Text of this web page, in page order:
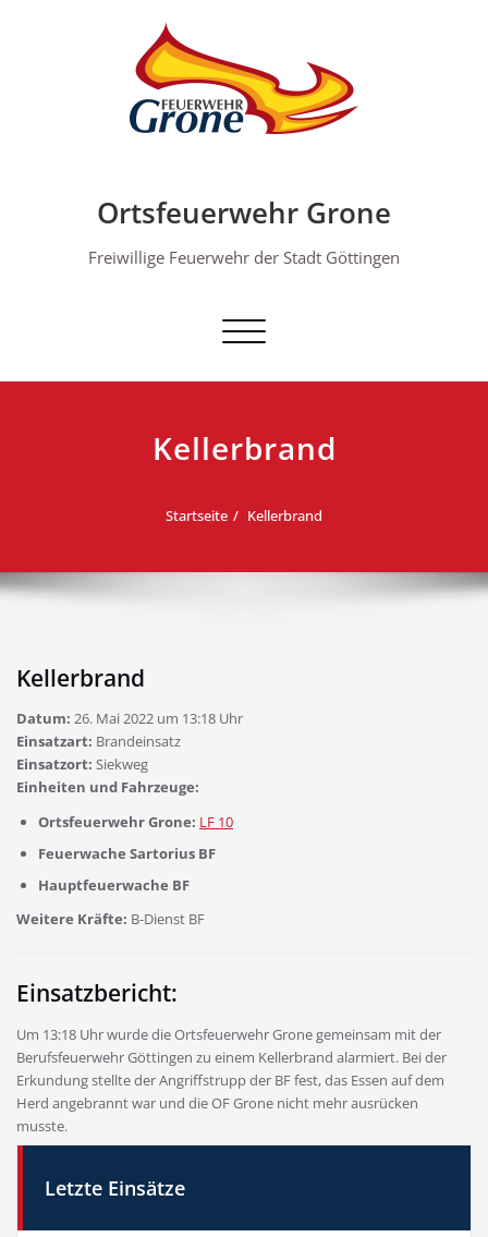
Ortsfeuerwehr Grone
Freiwillige Feuerwehr der Stadt Göttingen
Schalte Navigation
Kellerbrand
Startseite Kellerbrand
Kellerbrand
Datum: 26. Mai 2022 um 13:18 Uhr
Einsatzart: Brandeinsatz
Einsatzort: Siekweg
Einheiten und Fahrzeuge:
Ortsfeuerwehr Grone: LF 10
Feuerwache Sartorius BF
Hauptfeuerwache BF
Weitere Kräfte: B-Dienst BF
Einsatzbericht:
Um 13:18 Uhr wurde die Ortsfeuerwehr Grone gemeinsam mit der
Berufsfeuerwehr Göttingen zu einem Kellerbrand alarmiert. Bei der
Erkundung stellte der Angriffstrupp der BF fest, das Essen auf dem
Herd angebrannt war und die OF Grone nicht mehr ausrücken
musste.
Letzte Einsätze